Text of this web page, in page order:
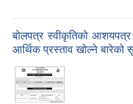
बोलपत्र स्वीकृतिको आशयपत्र
आर्थिक प्रस्ताव खोल्ने बारेको